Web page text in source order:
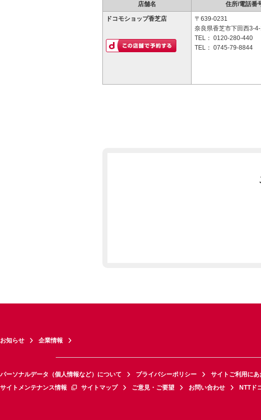
店舗名 住所/電話番
ドコモショップ香芝店
〒639-0231
奈良県香芝市下田西3-
TEL： 0120-280-440
TEL： 0745-79-8844
お知らせ 企業情報
パーソナルデータ（個人情報など）について プライバシーポリシー サイトご利用にあ
サイトメンテナンス情報
サイトマップ ご意見・ご要望 お問い合わせ NTTド